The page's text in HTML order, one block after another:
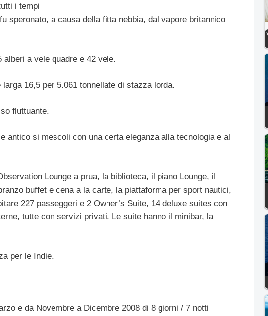
i tempi
speronato, a causa della fitta nebbia, dal vapore britannico
alberi a vele quadre e 42 vele.
16,5 per 5.061 tonnellate di stazza lorda.
fluttuante.
antico si mescoli con una certa eleganza alla tecnologia e al
Lounge a prua, la biblioteca, il piano Lounge, il
buffet e cena a la carte, la piattaforma per sport nautici,
227 passeggeri e 2 Owner’s Suite, 14 deluxe suites con
tutte con servizi privati. Le suite hanno il minibar, la
per le Indie.
e da Novembre a Dicembre 2008 di 8 giorni / 7 notti